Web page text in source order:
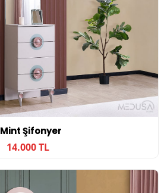
Mint Şifonyer
14.000 TL